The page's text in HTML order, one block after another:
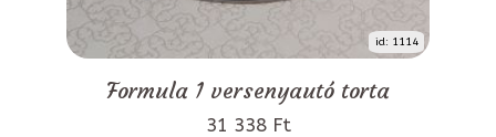
id: 1114
Formula 1 versenyautó torta
31 338 Ft